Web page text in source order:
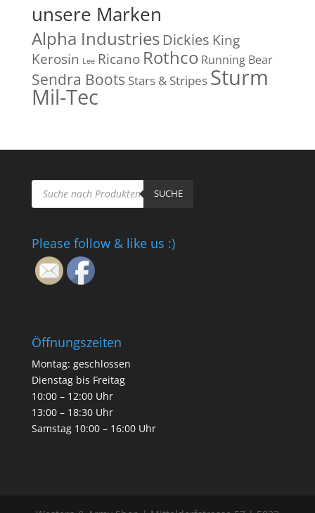
unsere Marken
Alpha Industries Dickies King
Kerosin Lee Ricano Rothco Running Bear
Sendra Boots Stars & Stripes Sturm
Mil-Tec
Products
search SUCHE
Please follow & like us :)
Öffnungszeiten
Montag: geschlossen
Dienstag bis Freitag
10:00 – 12:00 Uhr
13:00 – 18:30 Uhr
Samstag 10:00 – 16:00 Uhr